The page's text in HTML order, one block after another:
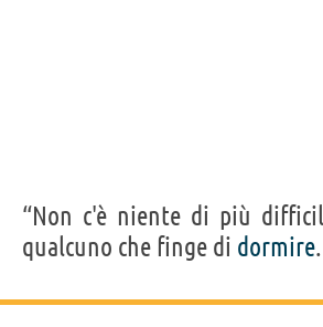
“Non c'è niente di più
qualcuno che finge di dormire